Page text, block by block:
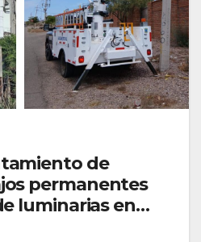
de
permanentes
luminarias en
del municipio